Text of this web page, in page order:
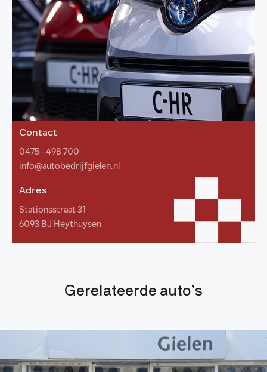
Contact
0475 - 498 700
info@autobedrijfgielen.nl
Adres
Stationsstraat 31
6093 BJ Heythuysen
Gerelateerde auto’s